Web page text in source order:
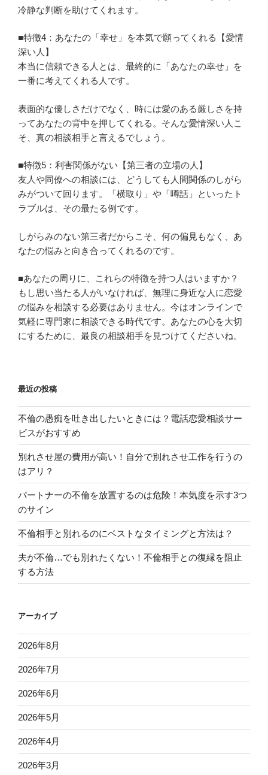
冷静な判断を助けてくれます。
■特徴4：あなたの「幸せ」を本気で願ってくれる【愛情
深い人】
本当に信頼できる人とは、最終的に「あなたの幸せ」を
一番に考えてくれる人です。
表面的な優しさだけでなく、時には愛のある厳しさを持
ってあなたの背中を押してくれる。そんな愛情深い人こ
そ、真の相談相手と言えるでしょう。
■特徴5：利害関係がない【第三者の立場の人】
友人や同僚への相談には、どうしても人間関係のしがら
みがついて回ります。「横取り」や「噂話」といったト
ラブルは、その最たる例です。
しがらみのない第三者だからこそ、何の偏見もなく、あ
なたの悩みと向き合ってくれるのです。
■あなたの周りに、これらの特徴を持つ人はいますか？
もし思い当たる人がいなければ、無理に身近な人に恋愛
の悩みを相談する必要はありません。今はオンラインで
気軽に専門家に相談できる時代です。あなたの心を大切
にするために、最良の相談相手を見つけてくださいね。
最近の投稿
不倫の愚痴を吐き出したいときには？電話恋愛相談サー
ビスがおすすめ
別れさせ屋の費用が高い！自分で別れさせ工作を行うの
はアリ？
パートナーの不倫を放置するのは危険！本気度を示す3つ
のサイン
不倫相手と別れるのにベストなタイミングと方法は？
夫が不倫…でも別れたくない！不倫相手との復縁を阻止
する方法
アーカイブ
2026年8月
2026年7月
2026年6月
2026年5月
2026年4月
2026年3月